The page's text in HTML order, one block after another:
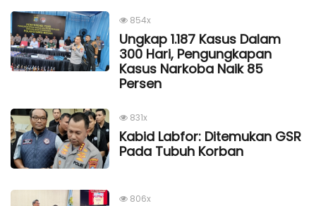
854x
Ungkap 1.187 Kasus Dalam
300 Hari, Pengungkapan
Kasus Narkoba Naik 85
Persen
831x
Kabid Labfor: Ditemukan GSR
Pada Tubuh Korban
806x